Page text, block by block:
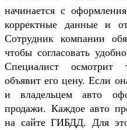
начинается с
корректные данные и
Сотрудник компании
чтобы согласовать
Специалист осмотрит
объявит его цену. Если
и владельцем авто
продажи. Каждое авто
на сайте ГИБДД. Для